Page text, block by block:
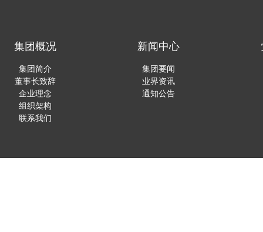
集团概况
集团简介
董事长致辞
企业理念
组织架构
联系我们
新闻中心
集团要闻
业界资讯
通知公告